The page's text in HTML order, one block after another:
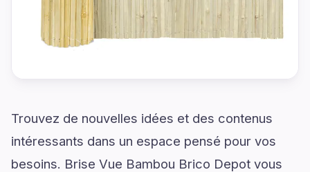
Trouvez de nouvelles idées et des contenus
intéressants dans un espace pensé pour vos
besoins. Brise Vue Bambou Brico Depot vous